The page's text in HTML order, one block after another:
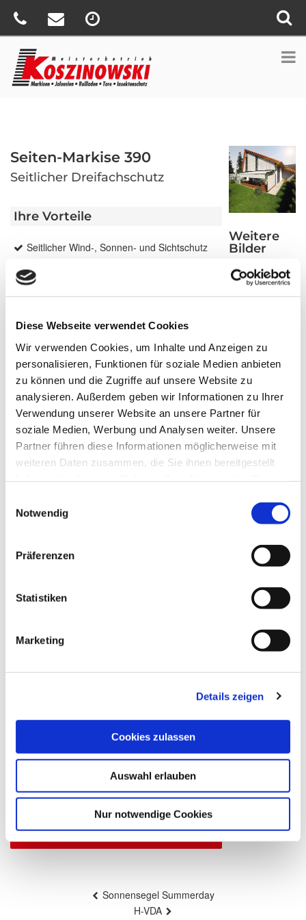
Diese Webseite verwendet Cookies
Wir verwenden Cookies, um Inhalte und Anzeigen zu
personalisieren, Funktionen für soziale Medien anbieten
zu können und die Zugriffe auf unsere Website zu
analysieren. Außerdem geben wir Informationen zu Ihrer
Verwendung unserer Website an unsere Partner für
soziale Medien, Werbung und Analysen weiter. Unsere
Partner führen diese Informationen möglicherweise mit
weiteren Daten zusammen, die Sie ihnen bereitgestellt
Notwendig
Präferenzen
Statistiken
Marketing
Details zeigen
Cookies zulassen
Auswahl erlauben
Nur notwendige Cookies
Seiten-Markise 390
Seitlicher Dreifachschutz
Ihre Vorteile
Seitlicher Wind-, Sonnen- und Sichtschutz
Terrassen-Markise, Pergola-Markise oder
Terrassendach an
eingefahrenen Zustand perfekten Schutz
Produktdetails
max. Höhe: 2.500 mm
max. Auszug: 5.000 mm
max. Fläche: 10 m²
Bedienung: Bediengriff
Farbwelt
Twilight Pearl
oder in die Laibung
tiefstehender Sonne, neugierigen Blicken oder
einem lauen Sommerlüftchen. Unsere Seiten-
Markise ist mit nur einem Handgriff kinderleicht
herausziehbar.
Farben & Stoffe
Weitere Informationen
Weitere
Bilder
Sonnensegel Summerday
H-VDA